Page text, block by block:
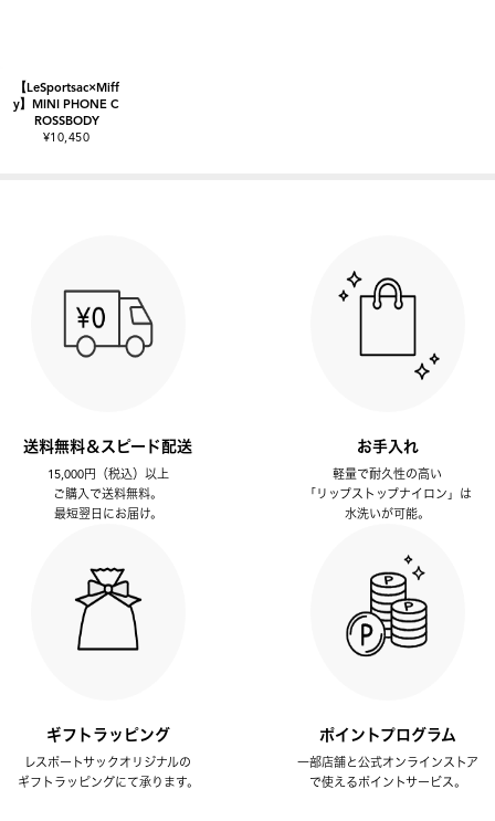
【LeSportsac×Miff
y】MINI PHONE C
ROSSBODY
¥10,450
送料無料＆スピード配送
15,000円（税込）以上
ご購入で送料無料。
最短翌日にお届け。
お手入れ
軽量で耐久性の高い
「リップストップナイロン」は
水洗いが可能。
ギフトラッピング
レスポートサックオリジナルの
ギフトラッピングにて承ります。
ポイントプログラム
一部店舗と公式オンラインストア
で使えるポイントサービス。